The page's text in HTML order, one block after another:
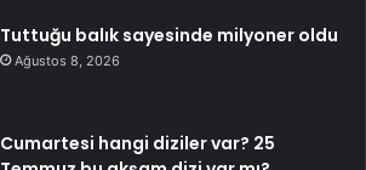
Tuttuğu balık sayesinde milyoner oldu
Ağustos 8, 2026
Cumartesi hangi diziler var? 25